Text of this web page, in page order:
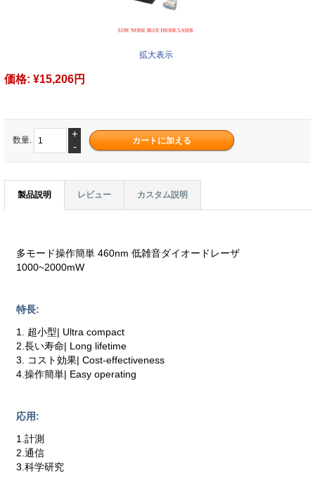
拡大表示
価格: ¥15,206円
数量.
+
-
製品説明 レビュー カスタム説明
多モード操作簡単 460nm 低雑音ダイオードレーザ
1000~2000mW
特長:
1. 超小型| Ultra compact
2.長い寿命| Long lifetime
3. コスト効果| Cost-effectiveness
4.操作簡単| Easy operating
応用:
1.計測
2.通信
3.科学研究